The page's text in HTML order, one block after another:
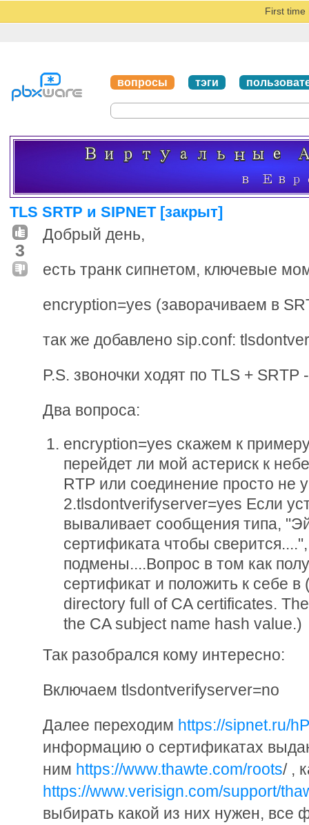
First time
вопросы тэги
TLS SRTP и SIPNET [закрыт]
3
Добрый день,
есть транк сипнетом, ключевые
encryption=yes (заворачиваем в
так же добавлено sip.conf:
P.S. звоночки ходят по TLS +
Два вопроса:
encryption=yes скажем к
перейдет ли мой астериск к
RTP или соединение просто не
2.tlsdontverifyserver=yes Если
вываливает сообщения типа,
сертификата чтобы
подмены....Вопрос в том как
сертификат и положить к себе в
directory full of CA certificates.
the CA subject name hash value.)
Так разобрался кому интересно:
Включаем tlsdontverifyserver=no
Далее переходим https://sipnet.ru/
информацию о сертификатах
ним https://www.thawte.com/roots/ ,
https://www.verisign.com/support/
выбирать какой из них нужен,